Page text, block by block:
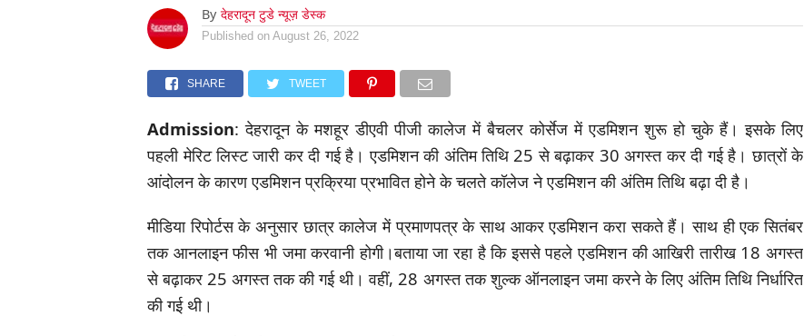
By देहरादून टुडे न्यूज़ डेस्क
Published on August 26, 2022
SHARE TWEET
Admission: देहरादून के मशहूर डीएवी पीजी कालेज में बैचलर कोर्सेज में एडमिशन शुरू हो चुके हैं। इसके लिए
पहली मेरिट लिस्ट जारी कर दी गई है। एडमिशन की अंतिम तिथि 25 से बढ़ाकर 30 अगस्त कर दी गई है। छात्रों के
आंदोलन के कारण एडमिशन प्रक्रिया प्रभावित होने के चलते कॉलेज ने एडमिशन की अंतिम तिथि बढ़ा दी है।
मीडिया रिपोर्टस के अनुसार छात्र कालेज में प्रमाणपत्र के साथ आकर एडमिशन करा सकते हैं। साथ ही एक सितंबर
तक आनलाइन फीस भी जमा करवानी होगी।बताया जा रहा है कि इससे पहले एडमिशन की आखिरी तारीख 18 अगस्त
से बढ़ाकर 25 अगस्त तक की गई थी। वहीं, 28 अगस्त तक शुल्क ऑनलाइन जमा करने के लिए अंतिम तिथि निर्धारित
की गई थी।